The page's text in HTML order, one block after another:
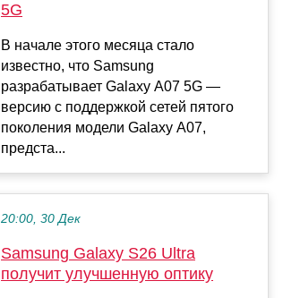
5G
В начале этого месяца стало
известно, что Samsung
разрабатывает Galaxy A07 5G —
версию с поддержкой сетей пятого
поколения модели Galaxy A07,
предста...
20:00, 30 Дек
Samsung Galaxy S26 Ultra
получит улучшенную оптику